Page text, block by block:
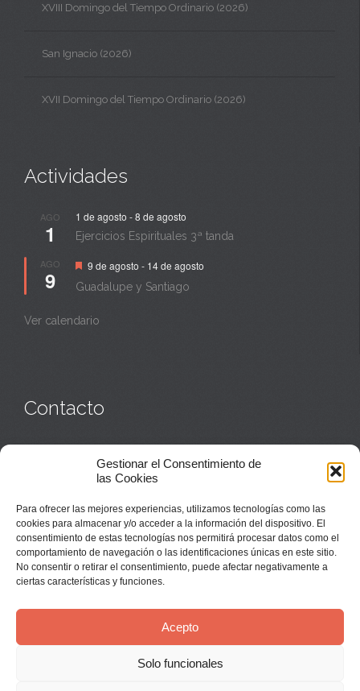
Gestionar el Consentimiento de
las Cookies
Para ofrecer las mejores experiencias, utilizamos tecnologías como las
cookies para almacenar y/o acceder a la información del dispositivo. El
consentimiento de estas tecnologías nos permitirá procesar datos como el
comportamiento de navegación o las identificaciones únicas en este sitio.
No consentir o retirar el consentimiento, puede afectar negativamente a
ciertas características y funciones.
Acepto
Solo funcionales
XVIII Domingo del Tiempo Ordinario (2026)
San Ignacio (2026)
XVII Domingo del Tiempo Ordinario (2026)
Actividades
AGO
1
1 de agosto -8 de agosto
Ejercicios Espirituales 3ª tanda
AGO
9
Destacado
9 de agosto - 14 de agosto
Guadalupe y Santiago
Ver calendario
Contacto
Casa de acogida:609 423 521o949 835 058
Parroquia y sacerdotes:949 835 111
Monasterio:monasterio@buenafuente.org
Información:informacion@buenafuente.org
Casa de acogida:
acogida@buenafuente.org
Ángel Moreno:angel@buenafuente.org
© Buenafuente del Sistal 2025 |